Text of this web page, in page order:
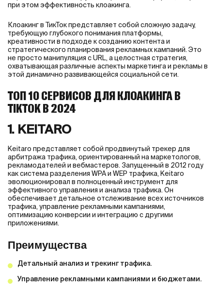
при этом эффективность клоакинга.
Клоакинг в ТикТок представляет собой сложную задачу,
требующую глубокого понимания платформы,
креативности в подходе к созданию контента и
стратегического планирования рекламных кампаний. Это
не просто манипуляция с URL, а целостная стратегия,
охватывающая различные аспекты маркетинга и рекламы в
этой динамично развивающейся социальной сети.
ТОП 10 СЕРВИСОВ ДЛЯ КЛОАКИНГА В
TIKTOK В 2024
1. KEITARO
Keitaro представляет собой продвинутый трекер для
арбитража трафика, ориентированный на маркетологов,
рекламодателей и вебмастеров. Запущенный в 2012 году
как система разделения WPA и WEP трафика, Keitaro
эволюционировал в полноценный инструмент для
эффективного управления и анализа трафика. Он
обеспечивает детальное отслеживание всех источников
трафика, управление рекламными кампаниями,
оптимизацию конверсии и интеграцию с другими
приложениями.
Преимущества
Детальный анализ и трекинг трафика.
Управление рекламными кампаниями и бюджетами.